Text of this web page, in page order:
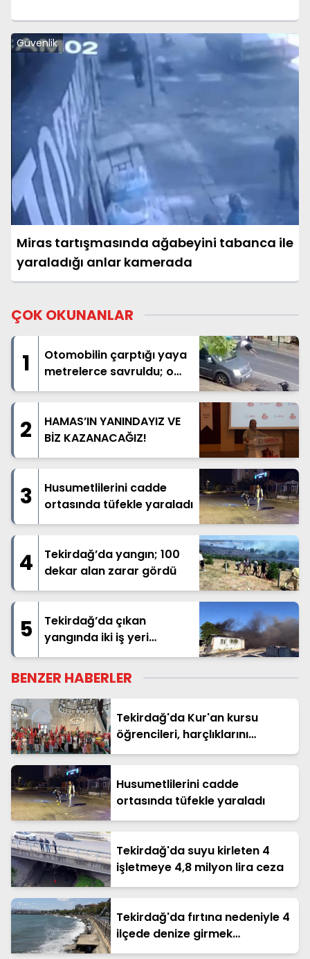
Güvenlik
Miras tartışmasında ağabeyini tabanca ile
yaraladığı anlar kamerada
ÇOK OKUNANLAR
1
Otomobilin çarptığı yaya
metrelerce savruldu; o
anlar kamerada
2
HAMAS’IN YANINDAYIZ VE
BİZ KAZANACAĞIZ!
3
Husumetlilerini cadde
ortasında tüfekle yaraladı
4
Tekirdağ’da yangın; 100
dekar alan zarar gördü
5
Tekirdağ’da çıkan
yangında iki iş yeri
kullanılamaz hale geldi
BENZER HABERLER
Tekirdağ'da Kur'an kursu
öğrencileri, harçlıklarını
Filistin'e bağışladı
Husumetlilerini cadde
ortasında tüfekle yaraladı
Tekirdağ'da suyu kirleten 4
işletmeye 4,8 milyon lira ceza
Tekirdağ'da fırtına nedeniyle 4
ilçede denize girmek
yasaklandı